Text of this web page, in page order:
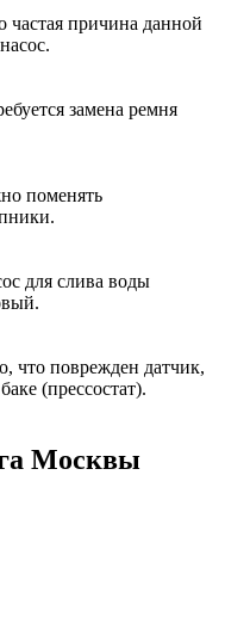
причина данной
замена ремня
поменять
для слива воды
что поврежден датчик,
(прессостат).
Москвы